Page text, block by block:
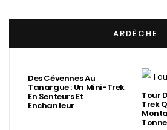
ARDÈCHE
Des Cévennes Au
Tanargue : Un Mini-Trek
En Senteurs Et
Enchanteur
Tour
Trek